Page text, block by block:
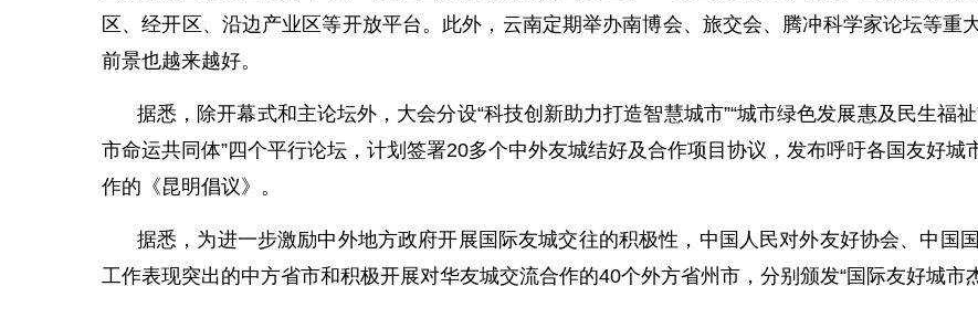
区、经开区、沿边产业区等开放平台。此外，云南定期举办南博会、旅交会、腾冲科学家论坛等重
前景也越来越好。
据悉，除开幕式和主论坛外，大会分设“科技创新助力打造智慧城市”“城市绿色发展惠及民生福
市命运共同体”四个平行论坛，计划签署20多个中外友城结好及合作项目协议，发布呼吁各国友好
作的《昆明倡议》。
据悉，为进一步激励中外地方政府开展国际友城交往的积极性，中国人民对外友好协会、中国
工作表现突出的中方省市和积极开展对华友城交流合作的40个外方省州市，分别颁发“国际友好城市